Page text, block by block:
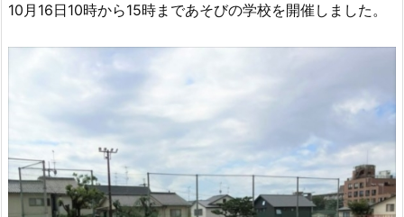
10月16日10時から15時まであそびの学校を開催しました。